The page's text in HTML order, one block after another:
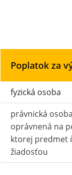
Poplatok za
fyzická osoba
právnická
oprávnená na
ktorej predmet
žiadosťou